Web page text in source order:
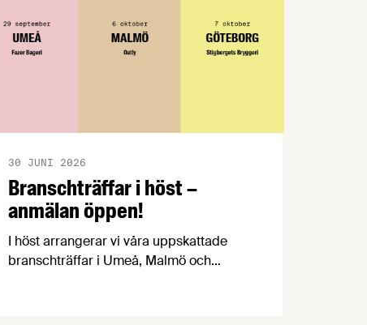
Branschträffar i höst –
anmälan öppen!
30 JUNI 2026
I höst arrangerar vi våra uppskattade
branschträffar i Umeå, Malmö och